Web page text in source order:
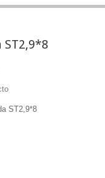
ST2,9*8
ST2,9*8